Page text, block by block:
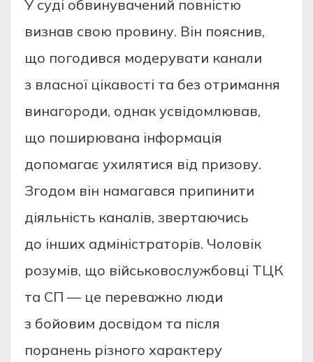
У суді обвинувачений повністю
визнав свою провину. Він пояснив,
що погодився модерувати канали
з власної цікавості та без отримання
винагороди, однак усвідомлював,
що поширювана інформація
допомагає ухилятися від призову.
Згодом він намагався припинити
діяльність каналів, звертаючись
до інших адміністраторів. Чоловік
розумів, що військовослужбовці ТЦК
та СП — це переважно люди
з бойовим досвідом та після
поранень різного характеру